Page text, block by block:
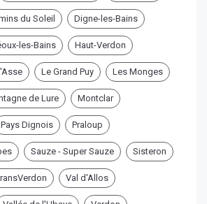
du Soleil Digne-les-Bains
les-Bains Haut-Verdon
Le Grand Puy Les Monges
de Lure Montclar
Pays Dignois Praloup
Sauze - Super Sauze Sisteron
Val d'Allos